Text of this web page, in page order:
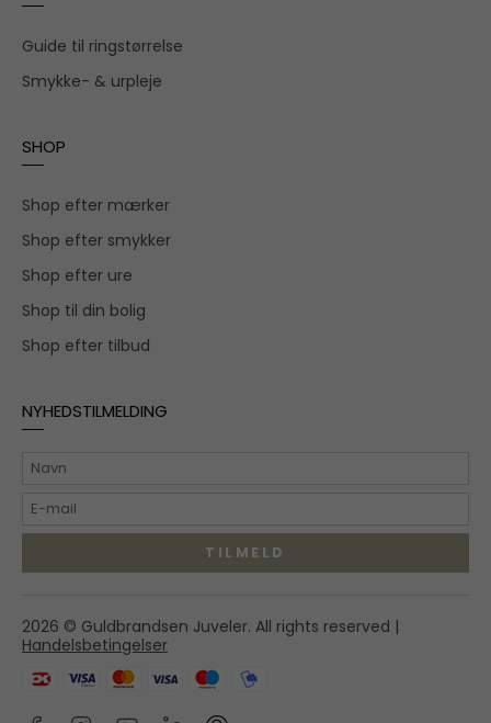
2970 Hørsholm
shop@guldbrandsenjuveler.dk
45 86 01 50
Guide til ringstørrelse
Smykke- & urpleje
SHOP
Shop efter mærker
Shop efter smykker
Shop efter ure
Shop til din bolig
Shop efter tilbud
NYHEDSTILMELDING
TILMELD
2026 © Guldbrandsen Juveler. All rights reserved |
Handelsbetingelser